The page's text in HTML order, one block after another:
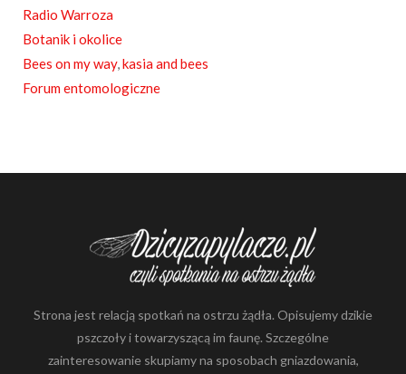
Radio Warroza
Botanik i okolice
Bees on my way,kasia and bees
Forum entomologiczne
Strona jest relacją spotkań na ostrzu żądła. Opisujemy dzikie
pszczoły i towarzyszącą im faunę. Szczególne
zainteresowanie skupiamy na sposobach gniazdowania,